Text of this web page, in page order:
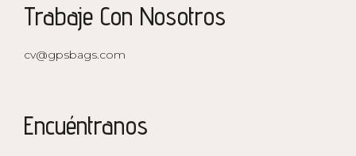
Trabaje Con Nosotros
cv@gpsbags.com
Encuéntranos